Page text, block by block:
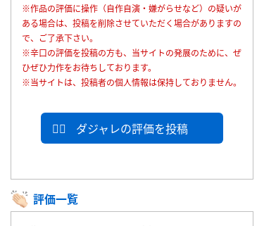
※作品の評価に操作（自作自演・嫌がらせなど）の疑いが
ある場合は、投稿を削除させていただく場合がありますの
で、ご了承下さい。
※辛口の評価を投稿の方も、当サイトの発展のために、ぜ
ひぜひ力作をお待ちしております。
※当サイトは、投稿者の個人情報は保持しておりません。
ダジャレの評価を投稿
評価一覧